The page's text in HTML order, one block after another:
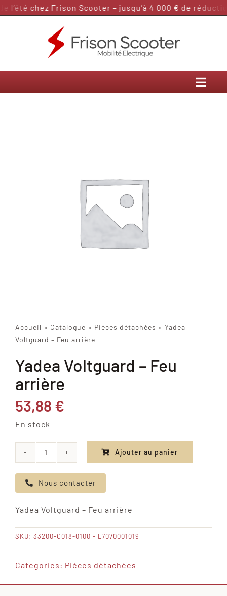
Passer
l’été chez Frison Scooter – jusqu’à 4 000 € de
Accueil » Catalogue » Pièces détachées » Yadea
Voltguard – Feu arrière
Yadea Voltguard – Feu
arrière
53,88 €
En stock
de
Yadea
-
Feu
arrière
Ajouter au panier
Nous contacter
Yadea Voltguard – Feu arrière
SKU: 33200-C018-0100 - L7070001019
Categories: Pièces détachées